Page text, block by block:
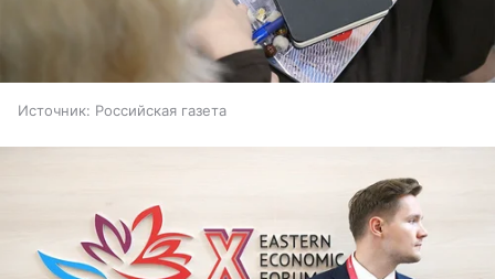
Источник: Российская газета